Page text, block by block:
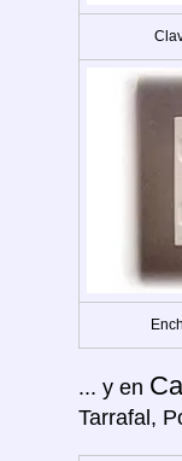
... y en
Tarrafal,